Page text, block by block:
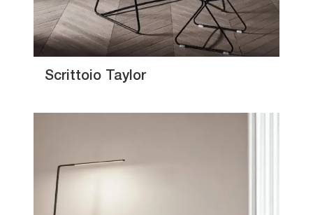
Scrittoio Taylor